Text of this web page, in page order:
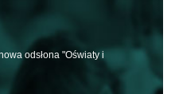
odsłona "Oświaty i